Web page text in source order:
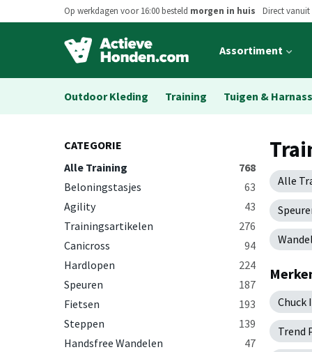
Op werkdagen voor 16:00 besteld morgen in huis Direct vanuit
Open
menu
Assortiment
Outdoor Kleding Training Tuigen &
CATEGORIE
Alle Training
768
Beloningstasjes
63
Agility
43
Trainingsartikelen
276
Canicross
94
Hardlopen
224
Speuren
187
Fietsen
193
Steppen
139
Handsfree Wandelen
47
Alle
Chuck
Trend